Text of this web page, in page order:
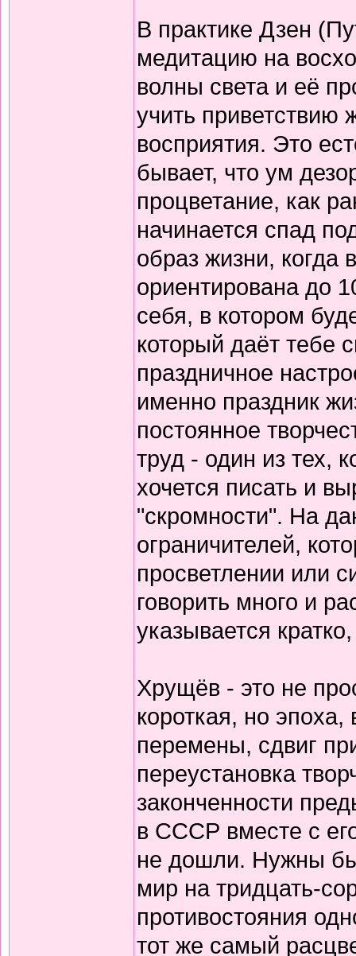
В практике Дзен
медитацию на
волны света и её
учить приветствию
восприятия. Это
бывает, что ум
процветание, как
начинается спад
образ жизни, когда
ориентирована до
себя, в котором
который даёт тебе
праздничное
именно праздник
постоянное
труд - один из тех,
хочется писать и
"скромности". На
ограничителей,
просветлении или
говорить много и
указывается
Хрущёв - это не
короткая, но
перемены, сдвиг
переустановка
законченности
в СССР вместе с
не дошли. Нужны
мир на тридцать-
противостояния
тот же самый